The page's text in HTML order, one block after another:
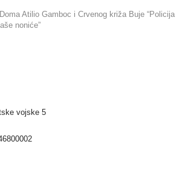
Atilio Gamboc i Crvenog križa Buje “Policija
noniće”
vojske 5